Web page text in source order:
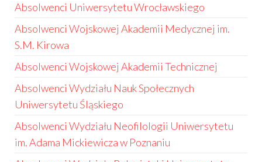
Absolwenci Uniwersytetu Wrocławskiego
Absolwenci Wojskowej Akademii Medycznej im.
S.M. Kirowa
Absolwenci Wojskowej Akademii Technicznej
Absolwenci Wydziału Nauk Społecznych
Uniwersytetu Śląskiego
Absolwenci Wydziału Neofilologii Uniwersytetu
im. Adama Mickiewicza w Poznaniu